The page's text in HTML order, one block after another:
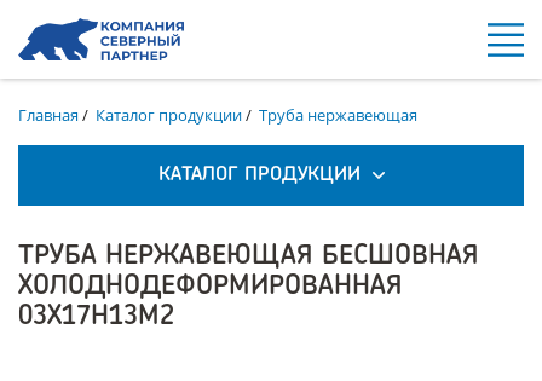
Главная/ Каталог продукции/ Труба нержавеющая
КАТАЛОГ ПРОДУКЦИИ
ТРУБА НЕРЖАВЕЮЩАЯ БЕСШОВНАЯ
ХОЛОДНОДЕФОРМИРОВАННАЯ
03Х17Н13М2